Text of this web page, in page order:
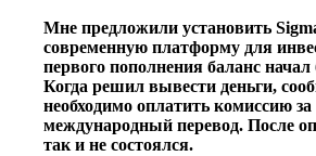
Мне предложили установить
современную платформу для
первого пополнения баланс
Когда решил вывести деньги,
необходимо оплатить комиссию за
международный перевод. После
так и не состоялся.